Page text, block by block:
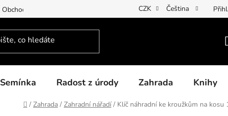
Obchodní podmínky Podmínky ochrany osobních údajů
CZK Čeština
Semínka Radost z úrody Zahrada Knihy
Domů
/ Zahrada / Zahradní nářadí / Klíč náhradní ke kroužkům na kosu